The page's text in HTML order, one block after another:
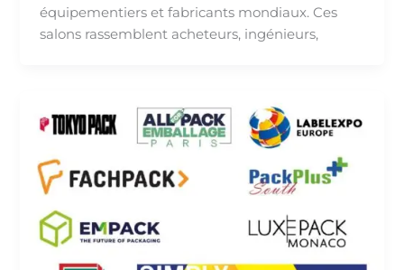
équipementiers et fabricants mondiaux. Ces
salons rassemblent acheteurs, ingénieurs,